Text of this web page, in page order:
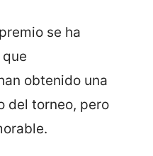
se ha
obtenido una
del torneo, pero